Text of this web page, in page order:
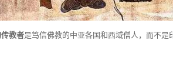
教者是笃信佛教的中亚各国和西域僧人，而不是